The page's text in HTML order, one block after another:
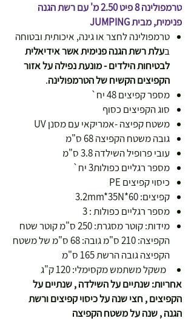
טרמפולינה 8 פיט 2.50 מ' עם רשת הגנה
פנימית, מבית JUMPING
טרמפולינה לחצר או גינה, איכותית ובטוחה
בעלת רשת הגנה פנימית אשר אידיאלית
לבטיחות הילדים - מונעת נפילה על אזור
הקפיצים הקשיח של הטרמפולינה.
מספר קפיצים 48 יח`
סוג הקפיצים כסוף
משטח קפיצה -אמריקאי עם מסנן UV
גובה משטח הקפיצה 68 ס"מ
עובי פרופיל השילדה 3.8 ס"מ
מספר רגליים כפולות3 יח`
כיסוי קפיצים PE
קפיצים: 60*3.2mm*35N
מספר רגליים כפולות : 3
מידות: קוטר מסגרת: 250 ס"מ קוטר שטח
הקפיצה: 210 ס"מ גובה: 68 ס"מ של משטח
הקפיצה גובה הרשת 165 ס"מ
משקל משתמש מקסימלי: 120 ק"ג
אחריות: שנתיים על השילדה , שנתיים על
הקפיצים , חצי שנה על כיסוי קפיצים ורשת
הגנה , שנה על משטח הקפיצה